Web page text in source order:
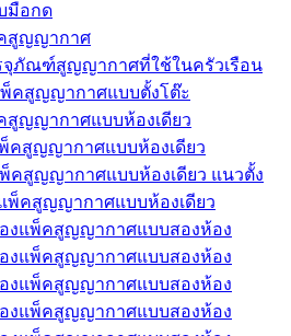
มือกด
คสูญญากาศ
จุภัณฑ์สูญญากาศที่ใช้ในครัวเรือน
พ็คสูญญากาศแบบตั้งโต๊ะ
สูญญากาศแบบห้องเดียว
คสูญญากาศแบบห้องเดียว
คสูญญากาศแบบห้องเดียว แนวตั้ง
แพ็คสูญญากาศแบบห้องเดียว
องแพ็คสูญญากาศแบบสองห้อง
องแพ็คสูญญากาศแบบสองห้อง
องแพ็คสูญญากาศแบบสองห้อง
องแพ็คสูญญากาศแบบสองห้อง